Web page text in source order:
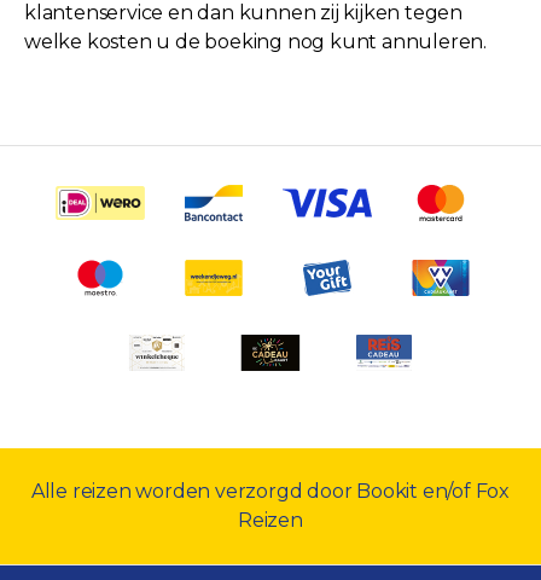
klantenservice en dan kunnen zij kijken tegen
welke kosten u de boeking nog kunt annuleren.
Alle reizen worden verzorgd door Bookit en/of Fox
Reizen